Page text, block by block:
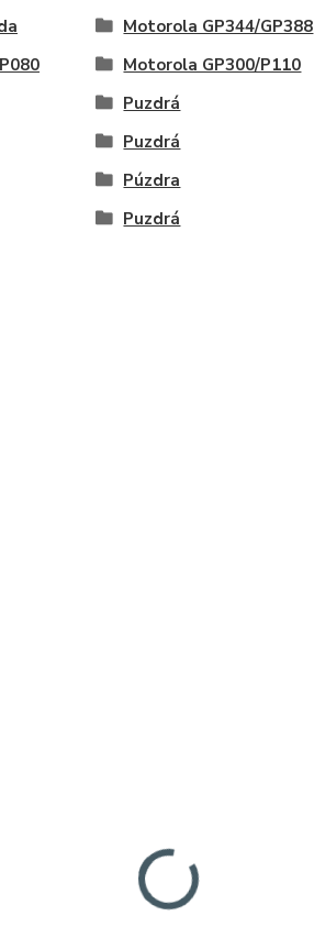
Motorola GP344/GP388
Motorola GP300/P110
Puzdrá
Puzdrá
Púzdra
Puzdrá